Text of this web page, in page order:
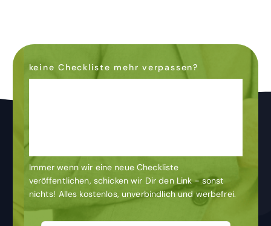
keine Checkliste mehr verpassen?
Laufenden
Immer wenn wir eine neue Checkliste
veröffentlichen, schicken wir Dir den Link - sonst
nichts! Alles kostenlos, unverbindlich und werbefrei.